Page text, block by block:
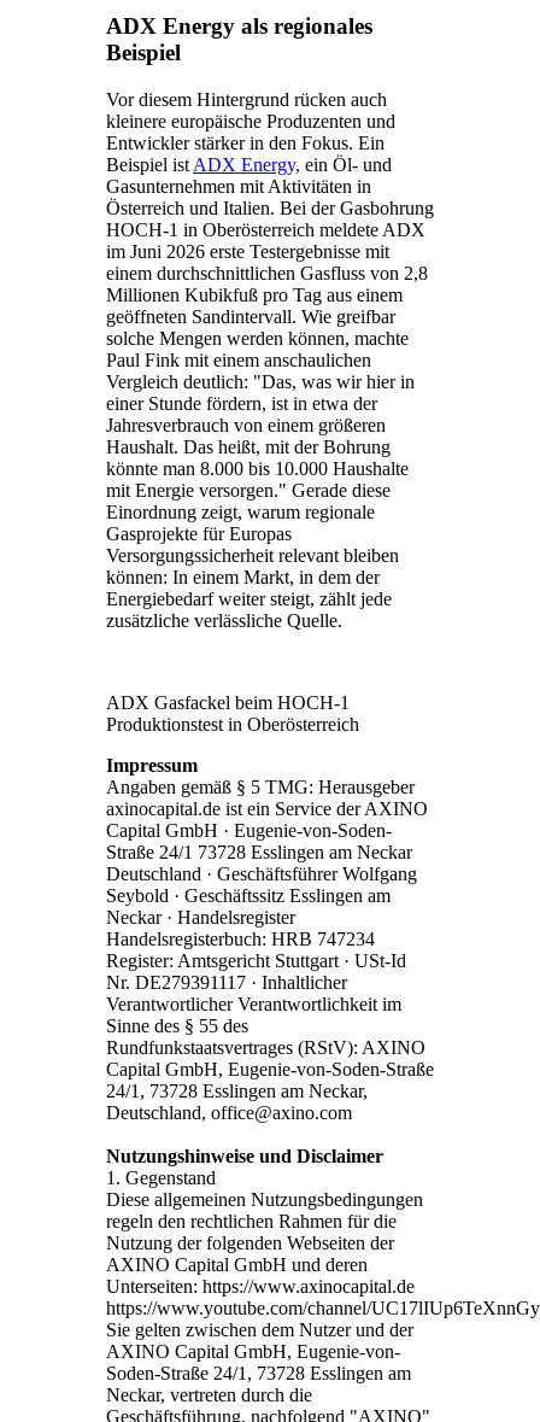
ADX Energy als regionales
Beispiel
Vor diesem Hintergrund rücken auch
kleinere europäische Produzenten und
Entwickler stärker in den Fokus. Ein
Beispiel ist ADX Energy, ein Öl- und
Gasunternehmen mit Aktivitäten in
Österreich und Italien. Bei der Gasbohrung
HOCH-1 in Oberösterreich meldete ADX
im Juni 2026 erste Testergebnisse mit
einem durchschnittlichen Gasfluss von 2,8
Millionen Kubikfuß pro Tag aus einem
geöffneten Sandintervall. Wie greifbar
solche Mengen werden können, machte
Paul Fink mit einem anschaulichen
Vergleich deutlich: "Das, was wir hier in
einer Stunde fördern, ist in etwa der
Jahresverbrauch von einem größeren
Haushalt. Das heißt, mit der Bohrung
könnte man 8.000 bis 10.000 Haushalte
mit Energie versorgen." Gerade diese
Einordnung zeigt, warum regionale
Gasprojekte für Europas
Versorgungssicherheit relevant bleiben
können: In einem Markt, in dem der
Energiebedarf weiter steigt, zählt jede
zusätzliche verlässliche Quelle.
ADX Gasfackel beim HOCH-1
Produktionstest in Oberösterreich
Impressum
Angaben gemäß § 5 TMG: Herausgeber
axinocapital.de ist ein Service der AXINO
Capital GmbH · Eugenie-von-Soden-
Straße 24/1 73728 Esslingen am Neckar
Deutschland · Geschäftsführer Wolfgang
Seybold · Geschäftssitz Esslingen am
Neckar · Handelsregister
Handelsregisterbuch: HRB 747234
Register: Amtsgericht Stuttgart · USt-Id
Nr. DE279391117 · Inhaltlicher
Verantwortlicher Verantwortlichkeit im
Sinne des § 55 des
Rundfunkstaatsvertrages (RStV): AXINO
Capital GmbH, Eugenie-von-Soden-Straße
24/1, 73728 Esslingen am Neckar,
Deutschland, office@axino.com
Nutzungshinweise und Disclaimer
1. Gegenstand
Diese allgemeinen Nutzungsbedingungen
regeln den rechtlichen Rahmen für die
Nutzung der folgenden Webseiten der
AXINO Capital GmbH und deren
Unterseiten: https://www.axinocapital.de
https://www.youtube.com/channel/
Sie gelten zwischen dem Nutzer und der
AXINO Capital GmbH, Eugenie-von-
Soden-Straße 24/1, 73728 Esslingen am
Neckar, vertreten durch die
Geschäftsführung, nachfolgend "AXINO"